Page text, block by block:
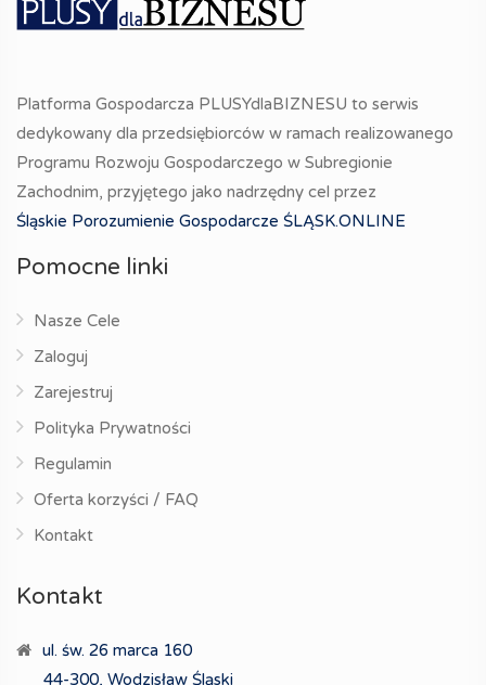
Platforma Gospodarcza PLUSYdlaBIZNESU to serwis
dedykowany dla przedsiębiorców w ramach realizowanego
Programu Rozwoju Gospodarczego w Subregionie
Zachodnim, przyjętego jako nadrzędny cel przez
Śląskie Porozumienie Gospodarcze ŚLĄSK.ONLINE
Pomocne linki
Nasze Cele
Zaloguj
Zarejestruj
Polityka Prywatności
Regulamin
Oferta korzyści / FAQ
Kontakt
Kontakt
ul. św. 26 marca 160
44-300, Wodzisław Śląski